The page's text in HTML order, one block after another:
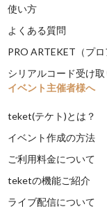
使い方
よくある質問
PRO ARTEKET（プロ
シリアルコード受け取
イベント主催者様へ
teket(テケト)とは？
イベント作成の方法
ご利用料金について
teketの機能ご紹介
ライブ配信について